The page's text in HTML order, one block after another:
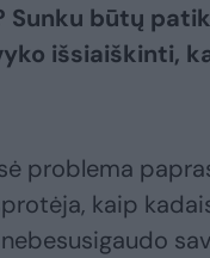
Sunku būtų
išsiaiškinti,
problema
kaip